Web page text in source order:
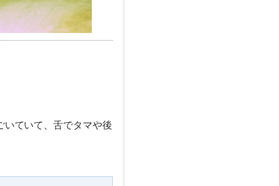
ていて、舌でタマや後